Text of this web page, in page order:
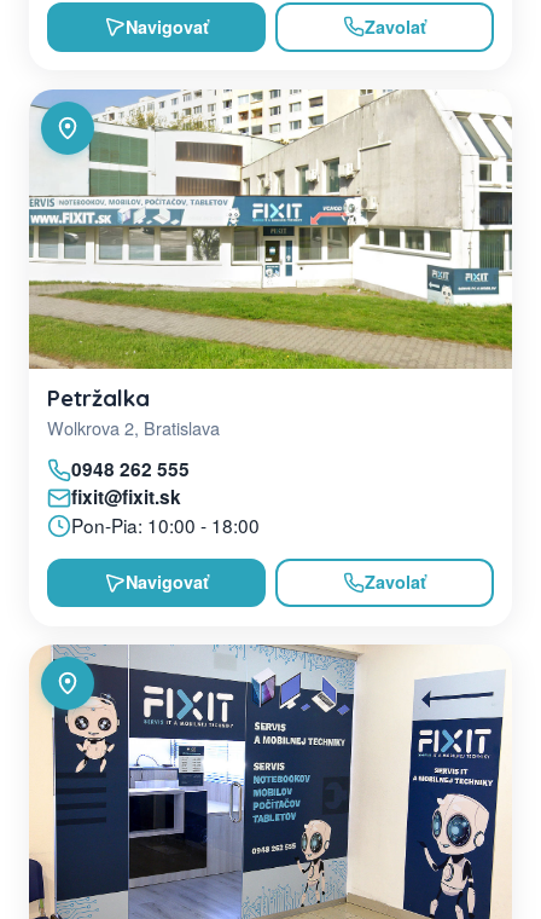
Navigovať Zavolať
Petržalka
Wolkrova 2, Bratislava
0948 262 555
fixit@fixit.sk
Pon-Pia: 10:00 - 18:00
Navigovať Zavolať